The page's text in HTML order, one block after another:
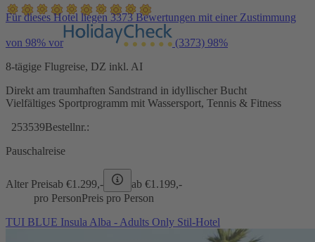
Für dieses Hotel liegen 3373 Bewertungen mit einer Zustimmung
von 98% vor (3373) 98%
8-tägige Flugreise, DZ inkl. AI
Direkt am traumhaften Sandstrand in idyllischer Bucht
Vielfältiges Sportprogramm mit Wassersport, Tennis & Fitness
253539Bestellnr.:
Pauschalreise
Alter Preisab €1.299,- ab €1.199,-
pro PersonPreis pro Person
TUI BLUE Insula Alba - Adults Only Stil-Hotel